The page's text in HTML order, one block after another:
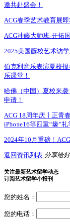
邀共赴盛会！
ACG春季艺术教育展
ACG冲藤大师班-开拓
2025美国藤校艺术访
伯克利音乐表演夏校
乐课堂！
哈佛（中国）夏校来袭
申请！
ACG 18周年庆丨正青
iPhone16等四重“壕”礼
2024年10月重磅！
返回资讯列表 分享给
关注最新艺术留学动态
订阅艺术留学小报刊
您的姓名：
您的电话：